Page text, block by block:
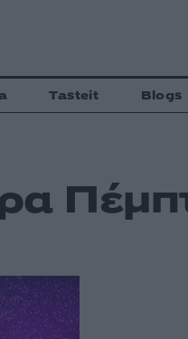
Tasteit Blogs